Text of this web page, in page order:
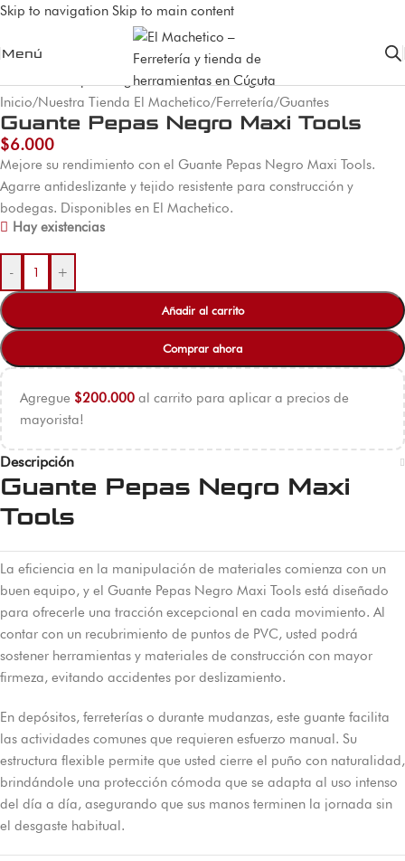
Skip to navigation Skip to main content
Menú
Inicio/Nuestra Tienda El Machetico/Ferretería/Guantes
Guante Pepas Negro Maxi Tools
$6.000
Mejore su rendimiento con el Guante Pepas Negro Maxi Tools.
Agarre antideslizante y tejido resistente para construcción y
bodegas. Disponibles en El Machetico.
Hay existencias
- +
Añadir al carrito
Comprar ahora
Agregue $200.000 al carrito para aplicar a precios de
mayorista!
Descripción
Guante Pepas Negro Maxi
Tools
La eficiencia en la manipulación de materiales comienza con un
buen equipo, y el Guante Pepas Negro Maxi Tools está diseñado
para ofrecerle una tracción excepcional en cada movimiento. Al
contar con un recubrimiento de puntos de PVC, usted podrá
sostener herramientas y materiales de construcción con mayor
firmeza, evitando accidentes por deslizamiento.
En depósitos, ferreterías o durante mudanzas, este guante facilita
las actividades comunes que requieren esfuerzo manual. Su
estructura flexible permite que usted cierre el puño con naturalidad,
brindándole una protección cómoda que se adapta al uso intenso
del día a día, asegurando que sus manos terminen la jornada sin
el desgaste habitual.